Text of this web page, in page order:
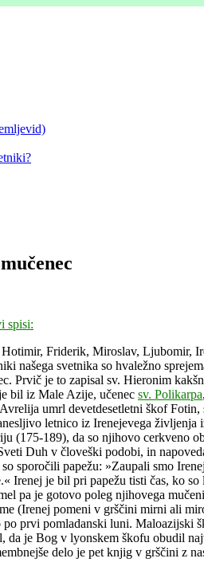
spisi:
Hotimir, Friderik, Miroslav, Ljubomir,
našega svetnika so hvaležno
Prvič je to zapisal sv. Hieronim
bil iz Male Azije, učenec sv. Polikarpa
umrl devetdesetletni škof
letnico iz Irenejevega življenja
(175-189), da so njihovo cerkveno
Duh v človeški podobi, in
sporočili papežu: »Zaupali smo
Irenej je bil pri papežu tisti čas, ko
pa je gotovo poleg njihovega
(Irenej pomeni v grščini mirni ali
po prvi pomladanski luni. Maloazijski
da je Bog v lyonskem škofu obudil
delo je pet knjig v grščini z